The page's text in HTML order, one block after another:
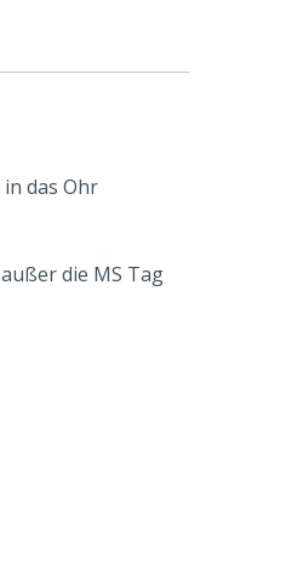
das Ohr
die MS Tag